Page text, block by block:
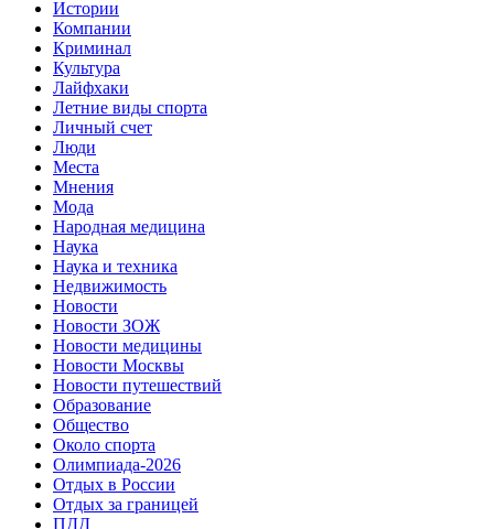
Истории
Компании
Криминал
Культура
Лайфхаки
Летние виды спорта
Личный счет
Люди
Места
Мнения
Мода
Народная медицина
Наука
Наука и техника
Недвижимость
Новости
Новости ЗОЖ
Новости медицины
Новости Москвы
Новости путешествий
Образование
Общество
Около спорта
Олимпиада-2026
Отдых в России
Отдых за границей
ПДД